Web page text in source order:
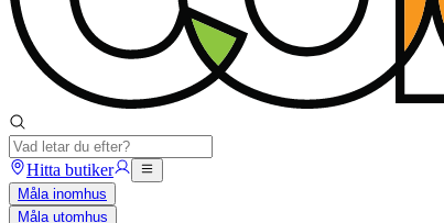
Hitta butiker
Måla inomhus
Måla utomhus